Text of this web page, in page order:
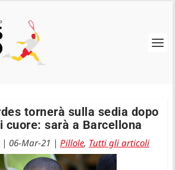
tornerà sulla sedia dopo
cuore: sarà a Barcellona
| 06-Mar-21 | Pillole, Tutti gli articoli